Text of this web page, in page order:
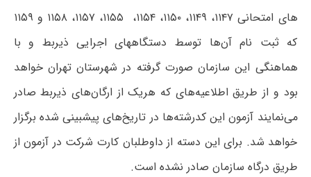
های امتحانی ۱۱۴۷، ۱۱۴۹، ۱۱۵۰، ۱۱۵۴، ۱۱۵۵، ۱۱۵۷، ۱۱۵۸ و ۱۱۵۹
که ثبت نام آن‌ها توسط دستگاههای اجرایی ذیربط و با
هماهنگی این سازمان صورت گرفته در شهرستان تهران خواهد
بود و از طریق اطلاعیه‌های که هریک از ارگان‌های ذیربط صادر
می‌نمایند آزمون این کدرشته‌ها در تاریخ‌های پیشبینی شده برگزار
خواهد شد. برای این دسته از داوطلبان کارت شرکت در آزمون از
طریق درگاه سازمان صادر نشده است.